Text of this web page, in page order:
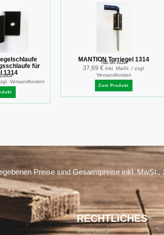
für
1314
Versandkosten
MANTION Torriegel 1314
TBE-SH-91314
37,69 € inkl. MwSt. / zzgl.
Versandkosten
Zum Produkt
Preise sind Gesamtpreise inkl. MwSt.,
RECHTLICHES
Impressum